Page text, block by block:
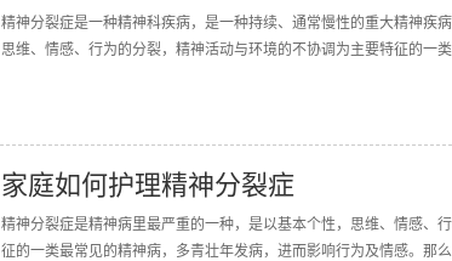
精神分裂症是一种精神科疾病，是一种持续、通常慢性的重大精神疾
思维、情感、行为的分裂，精神活动与环境的不协调为主要特征的一
家庭如何护理精神分裂症
精神分裂症是精神病里最严重的一种，是以基本个性，思维、情感、
征的一类最常见的精神病，多青壮年发病，进而影响行为及情感。那